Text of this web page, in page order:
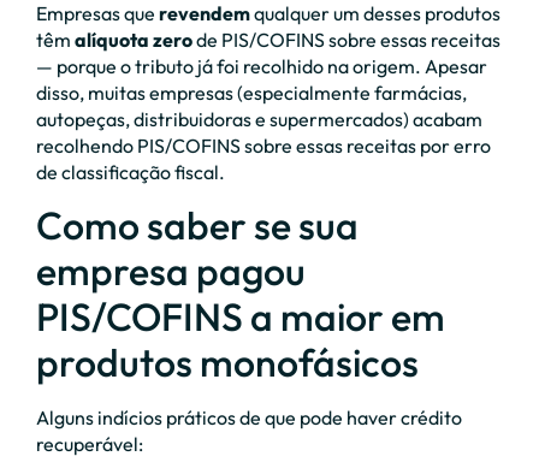
Empresas que revendemqualquer um desses produtos
têm alíquota zerode PIS/COFINS sobre essas receitas
— porque o tributo já foi recolhido na origem. Apesar
disso, muitas empresas (especialmente farmácias,
autopeças, distribuidoras e supermercados) acabam
recolhendo PIS/COFINS sobre essas receitas por erro
de classificação fiscal.
Como saber se sua
empresa pagou
PIS/COFINS a maior em
produtos monofásicos
Alguns indícios práticos de que pode haver crédito
recuperável: